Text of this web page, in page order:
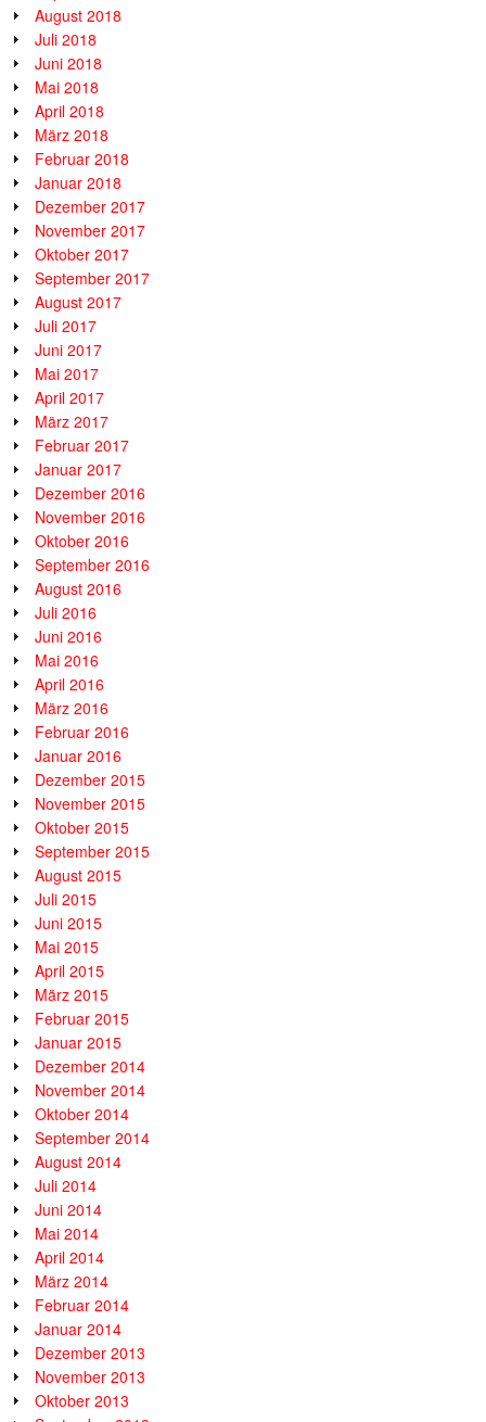
August 2018
Juli 2018
Juni 2018
Mai 2018
April 2018
März 2018
Februar 2018
Januar 2018
Dezember 2017
November 2017
Oktober 2017
September 2017
August 2017
Juli 2017
Juni 2017
Mai 2017
April 2017
März 2017
Februar 2017
Januar 2017
Dezember 2016
November 2016
Oktober 2016
September 2016
August 2016
Juli 2016
Juni 2016
Mai 2016
April 2016
März 2016
Februar 2016
Januar 2016
Dezember 2015
November 2015
Oktober 2015
September 2015
August 2015
Juli 2015
Juni 2015
Mai 2015
April 2015
März 2015
Februar 2015
Januar 2015
Dezember 2014
November 2014
Oktober 2014
September 2014
August 2014
Juli 2014
Juni 2014
Mai 2014
April 2014
März 2014
Februar 2014
Januar 2014
Dezember 2013
November 2013
Oktober 2013